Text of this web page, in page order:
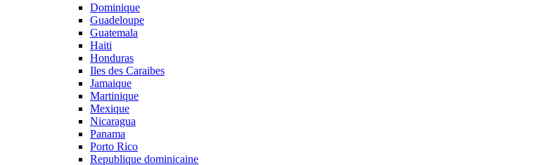
Dominique
Guadeloupe
Guatemala
Haiti
Honduras
Iles des Caraibes
Jamaique
Martinique
Mexique
Nicaragua
Panama
Porto Rico
Republique dominicaine